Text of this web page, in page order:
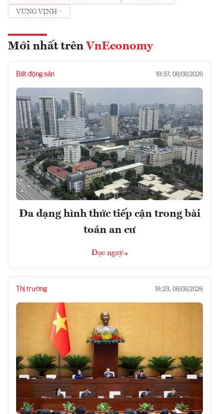
VÙNG VỊNH
Mới nhất trên VnEconomy
Bất động sản 18:37, 08/08/2026
Đa dạng hình thức tiếp cận trong bài
toán an cư
Đọc ngay
Thị trường 18:23, 08/08/2026